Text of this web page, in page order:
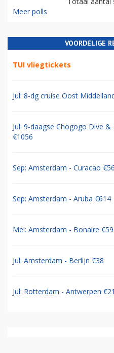
Meer polls
VOORDELIGE
TUI vliegtickets
Jul: 8-dg cruise Oost
Jul: 9-daagse Chogogo Dive &
€1056
Sep: Amsterdam - Curacao
Sep: Amsterdam - Aruba €614
Mei: Amsterdam - Bonaire
Jul: Amsterdam - Berlijn €38
Jul: Rotterdam - Antwerpen €21